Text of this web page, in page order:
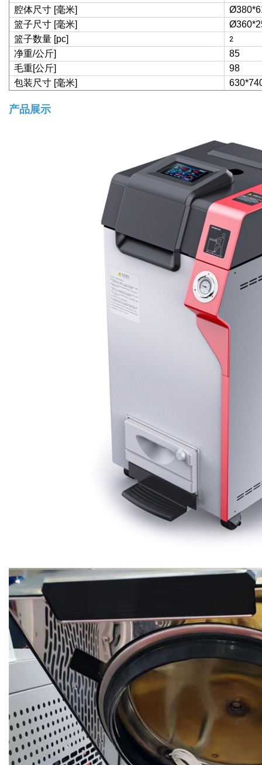
腔体尺寸 [毫米]
篮子尺寸 [毫米]
篮子数量 [pc]
2
净重/公斤]
85
毛重[公斤]
98
包装尺寸 [毫米]
产品展示